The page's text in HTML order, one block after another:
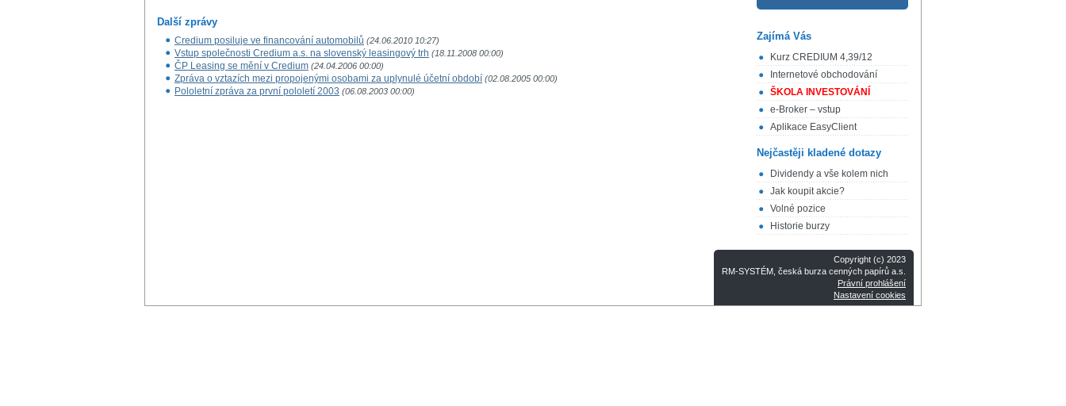
Další zprávy
Credium posiluje ve financování automobilů (24.06.2010 10:27)
Vstup společnosti Credium a.s. na slovenský leasingový trh (18.11.2008 00:00)
ČP Leasing se mění v Credium (24.04.2006 00:00)
Zpráva o vztazích mezi propojenými osobami za uplynulé účetní období (02.08.2005 00:00)
Pololetní zpráva za první pololetí 2003 (06.08.2003 00:00)
Zajímá Vás
Kurz CREDIUM 4,39/12
Internetové obchodování
ŠKOLA INVESTOVÁNÍ
e-Broker – vstup
Aplikace EasyClient
Nejčastěji kladené dotazy
Dividendy a vše kolem nich
Jak koupit akcie?
Volné pozice
Historie burzy
Copyright (c) 2023
RM-SYSTÉM, česká burza cenných papírů a.s.
Právní prohlášení
Nastavení cookies